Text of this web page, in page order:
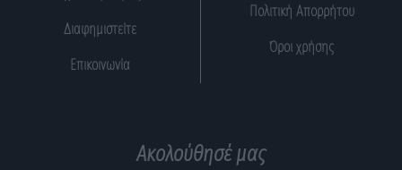
Διαφημιστείτε
Επικοινωνία
Πολιτική Απορρήτου
Όροι χρήσης
Ακολούθησέ μας